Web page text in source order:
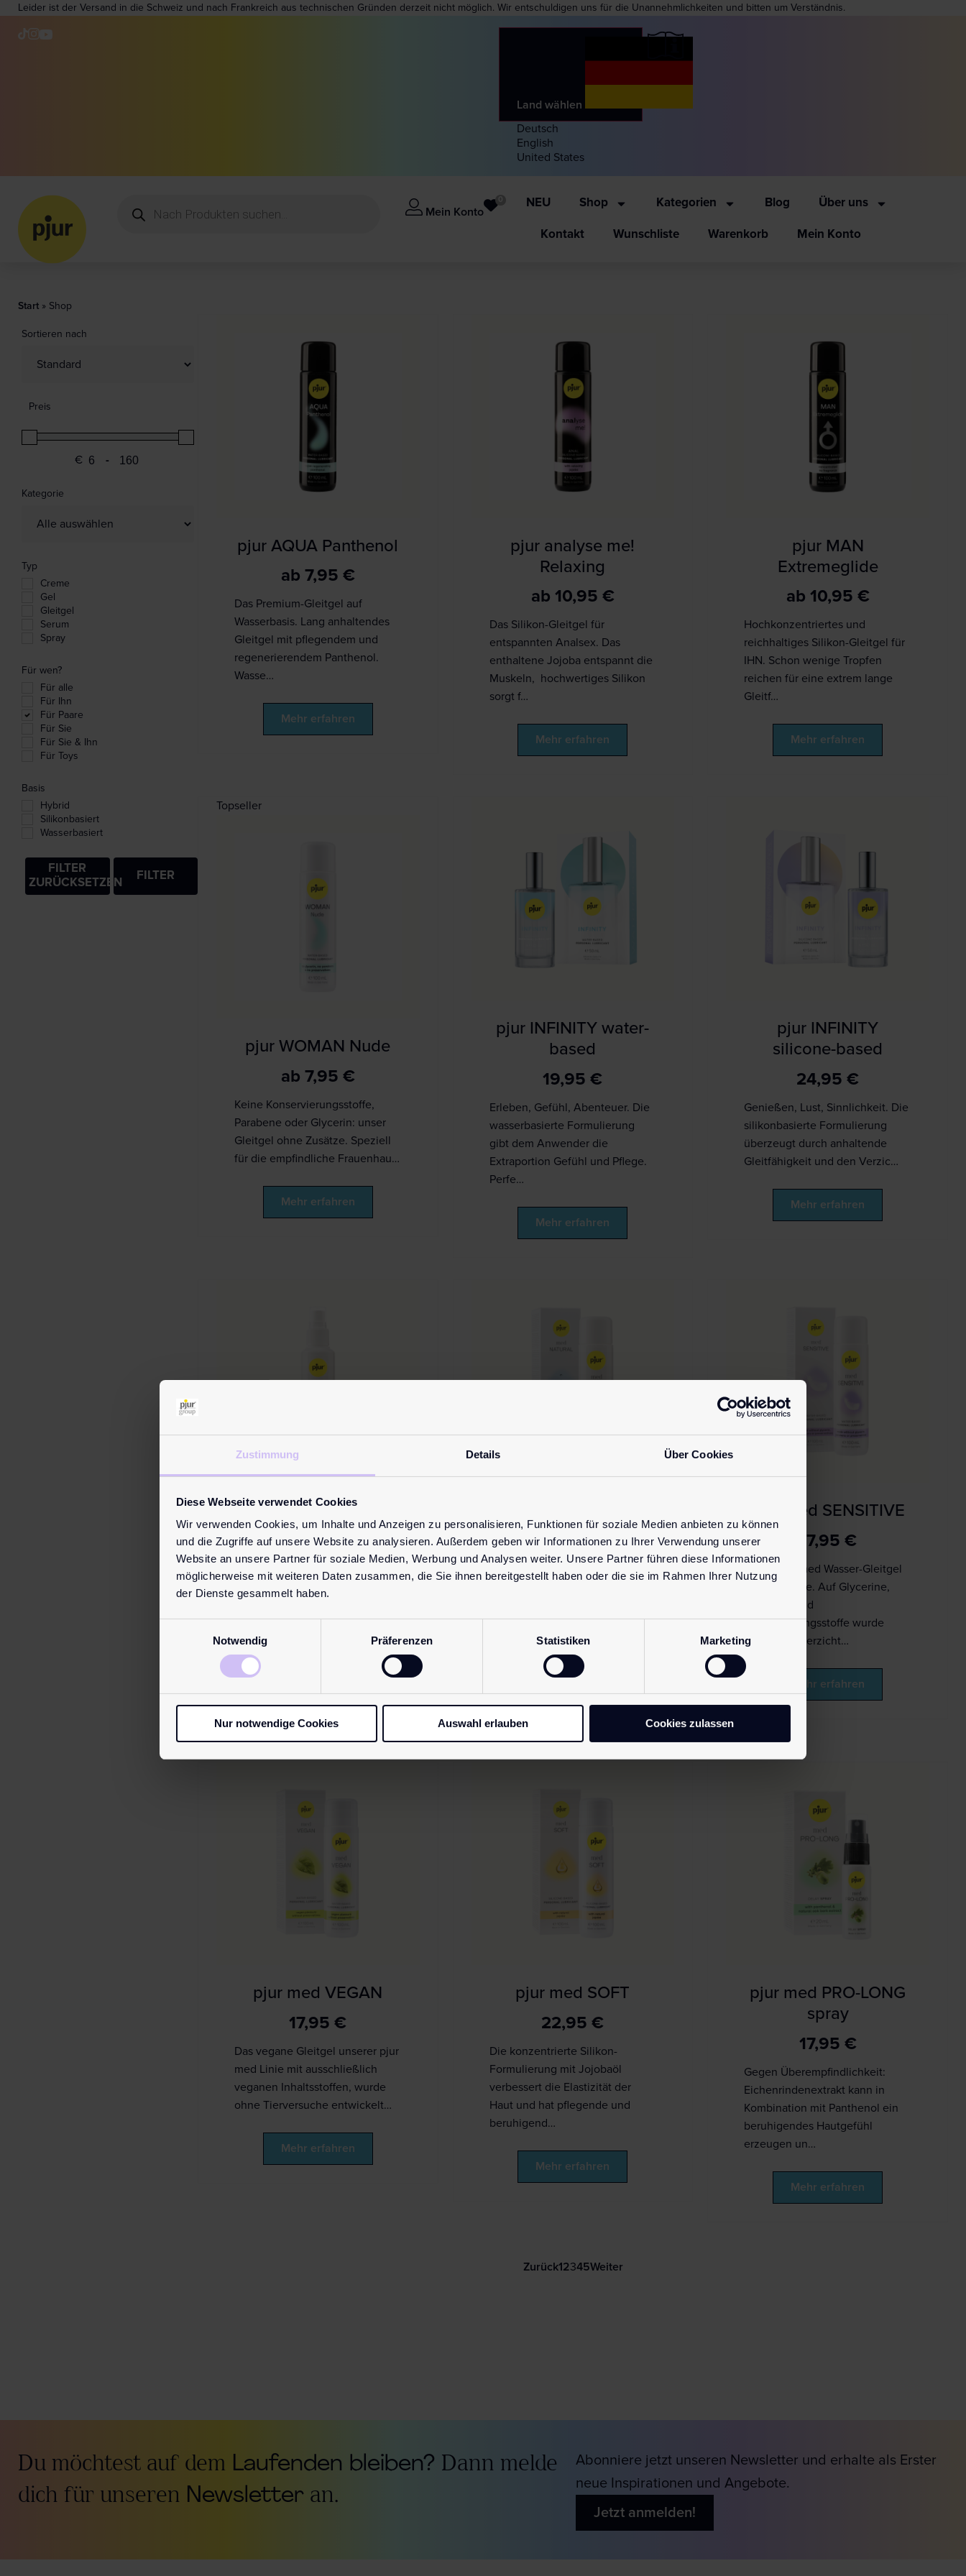
Zustimmung Details Über Cookies
Diese Webseite verwendet Cookies
Wir verwenden Cookies, um Inhalte und Anzeigen zu personalisieren, Funktionen für soziale Medien anbieten zu können
und die Zugriffe auf unsere Website zu analysieren. Außerdem geben wir Informationen zu Ihrer Verwendung unserer
Website an unsere Partner für soziale Medien, Werbung und Analysen weiter. Unsere Partner führen diese Informationen
möglicherweise mit weiteren Daten zusammen, die Sie ihnen bereitgestellt haben oder die sie im Rahmen Ihrer Nutzung
der Dienste gesammelt haben.
Notwendig
Präferenzen Statistiken Marketing
Nur notwendige Cookies Auswahl erlauben Cookies zulassen
Leider ist der Versand in die Schweiz und nach Frankreich aus technischen Gründen derzeit nicht möglich. Wir entschuldigen uns für die Unannehmlichkeiten und bitten um Verständnis.
Land wählen
Deutsch
English
United States
Mein Konto
NEU Shop Kategorien Blog Über uns
Kontakt Wunschliste Warenkorb Mein Konto
Start » Shop
Sortieren nach
Preis
€ Minimum Price
- Maximum Price
Kategorie
Typ
Creme
Gel
Gleitgel
Serum
Spray
Für wen?
Für alle
Für Ihn
Für Paare
Für Sie
Für Sie & Ihn
Für Toys
Basis
Hybrid
Silikonbasiert
Wasserbasiert
FILTER
FILTER
ZURÜCKSETZEN
pjur AQUA Panthenol
ab 7,95 €
Das Premium-Gleitgel auf
Wasserbasis. Lang anhaltendes
Gleitgel mit pflegendem und
regenerierendem Panthenol.
Wasse…
Mehr erfahren
pjur analyse me!
Relaxing
ab 10,95 €
Das Silikon-Gleitgel für
entspannten Analsex. Das
enthaltene Jojoba entspannt die
Muskeln, hochwertiges Silikon
sorgt f…
Mehr erfahren
pjur MAN
Extremeglide
ab 10,95 €
Hochkonzentriertes und
reichhaltiges Silikon-Gleitgel für
IHN. Schon wenige Tropfen
reichen für eine extrem lange
Gleitf…
Mehr erfahren
Topseller
pjur WOMAN Nude
ab 7,95 €
Keine Konservierungsstoffe,
Parabene oder Glycerin: unser
Gleitgel ohne Zusätze. Speziell
für die empfindliche Frauenhau…
Mehr erfahren
pjur INFINITY water-
based
19,95€
Erleben, Gefühl, Abenteuer. Die
wasserbasierte Formulierung
gibt dem Anwender die
Extraportion Gefühl und Pflege.
Perfe…
Mehr erfahren
pjur INFINITY
silicone-based
24,95€
Genießen, Lust, Sinnlichkeit. Die
silikonbasierte Formulierung
überzeugt durch anhaltende
Gleitfähigkeit und den Verzic…
Mehr erfahren
pjur med CLEAN
spray
14,95€
Spray zur hygienischen
wirkt bakteriostatisch. Ohne
Alkohol …
Mehr erfahren
15,95€
trockene Haut. Sanft …
Mehr erfahren
pjur med SENSITIVE
17,95 €
Unser pjur med Wasser-Gleitgel
ohne Zusätze. Auf Glycerine,
Parabene und
Konservierungsstoffe wurde
absichtlich verzicht…
Mehr erfahren
pjur med VEGAN
17,95€
Das vegane Gleitgel unserer pjur
med Linie mit ausschließlich
veganen Inhaltsstoffen, wurde
ohne Tierversuche entwickelt…
Mehr erfahren
pjur med SOFT
22,95€
Die konzentrierte Silikon-
Formulierung mit Jojobaöl
verbessert die Elastizität der
Haut und hat pflegende und
beruhigend…
Mehr erfahren
pjur med PRO-LONG
spray
17,95 €
Gegen Überempfindlichkeit:
Eichenrindenextrakt kann in
Kombination mit Panthenol ein
beruhigendes Hautgefühl
erzeugen un…
Mehr erfahren
Zurück1 2345Weiter
Du möchtest auf dem Laufenden bleiben? Dann melde
dich für unseren Newsletter an.
Abonniere jetzt unseren Newsletter und erhalte als Erster
neue Inspirationen und Angebote.
Jetzt anmelden!